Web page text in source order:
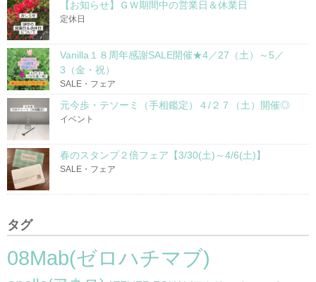
【お知らせ】ＧＷ期間中の営業日＆休業日
定休日
Vanilla１８周年感謝SALE開催★4／27（土）～5／
3（金・祝）
SALE・フェア
元今歩・テソーミ（手相鑑定）４/２７（土）開催◎
イベント
春のスタンプ２倍フェア【3/30(土)～4/6(土)】
SALE・フェア
タグ
08Mab(ゼロハチマブ)